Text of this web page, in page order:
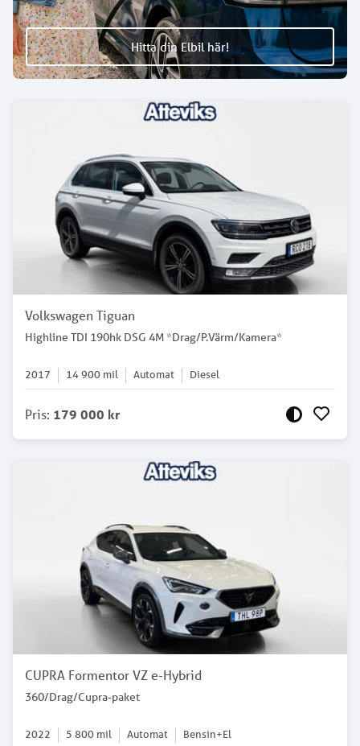
Hitta din Elbil här!
Volkswagen Tiguan
Highline TDI 190hk DSG 4M *Drag/P.Värm/Kamera*
2017 14 900 mil Automat Diesel
Pris: 179 000 kr
CUPRA Formentor VZ e-Hybrid
360/Drag/Cupra-paket
2022 5 800 mil Automat Bensin+El